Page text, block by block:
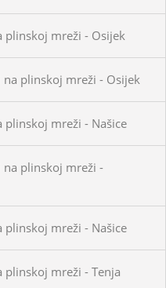
plinskoj mreži - Osijek
plinskoj mreži - Osijek
mreži - Našice
plinskoj mreži -
mreži - Našice
mreži - Tenja